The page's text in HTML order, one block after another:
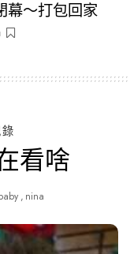
幕～打包回家
看啥
nina